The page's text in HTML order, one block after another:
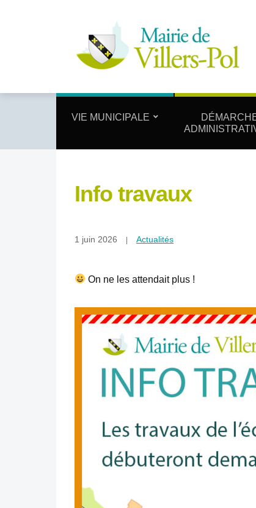
VIE MUNICIPALE
Info travaux
1 juin 2026 Actualités
On ne les attendait plus !